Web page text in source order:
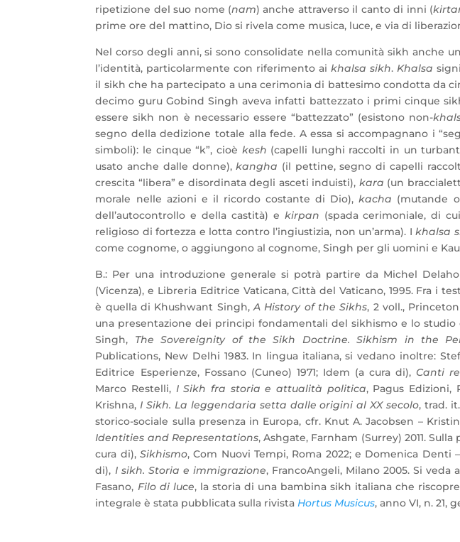
ripetizione del suo nome (nam) anche attraverso il canto di inni (
prime ore del mattino, Dio si rivela come musica, luce, e via di
Nel corso degli anni, si sono consolidate nella comunità sikh anche
l’identità, particolarmente con riferimento ai khalsa sikh. Khalsa
il sikh che ha partecipato a una cerimonia di battesimo condotta da
decimo guru Gobind Singh aveva infatti battezzato i primi cinque
essere sikh non è necessario essere “battezzato” (esistono non-
segno della dedizione totale alla fede. A essa si accompagnano i
simboli): le cinque “k”, cioè kesh (capelli lunghi raccolti in un
usato anche dalle donne),kangha (il pettine, segno di capelli
crescita “libera” e disordinata degli asceti induisti), kara (un
morale nelle azioni e il ricordo costante di Dio),kacha (mutande
dell’autocontrollo e della castità) e kirpan (spada cerimoniale, di
religioso di fortezza e lotta contro l’ingiustizia, non un’arma). Ikhalsa
come cognome, o aggiungono al cognome, Singh per gli uomini e
B.: Per una introduzione generale si potrà partire da Michel
(Vicenza), e Libreria Editrice Vaticana, Città del Vaticano, 1995. Fra i
è quella di Khushwant Singh,A History of the Sikhs, 2 voll.,
una presentazione dei principi fondamentali del sikhismo e lo studio
Singh, The Sovereignity of the Sikh Doctrine.Sikhism in the
Publications, New Delhi 1983. In lingua italiana, si vedano inoltre:
Editrice Esperienze, Fossano (Cuneo) 1971; Idem (a cura di), Canti
Marco Restelli, I Sikh fra storia e attualità politica, Pagus Edizioni,
Krishna, I Sikh. La leggendaria setta dalle origini al XX secolo, trad.
storico-sociale sulla presenza in Europa, cfr. Knut A. Jacobsen –
Identities and Representations, Ashgate, Farnham (Surrey) 2011.
cura di),Sikhismo, Com Nuovi Tempi, Roma 2022; e Domenica Denti
di), I sikh. Storia e immigrazione, FrancoAngeli, Milano 2005. Si
Fasano, Filo di luce, la storia di una bambina sikh italiana che
integrale è stata pubblicata sulla rivista Hortus Musicus, anno VI, n. 21,